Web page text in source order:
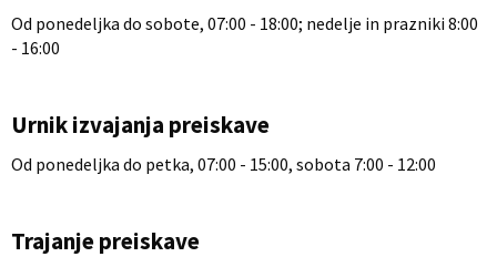
Od ponedeljka do sobote, 07:00 - 18:00; nedelje in prazniki 8:00
- 16:00
Urnik izvajanja preiskave
Od ponedeljka do petka, 07:00 - 15:00, sobota 7:00 - 12:00
Trajanje preiskave